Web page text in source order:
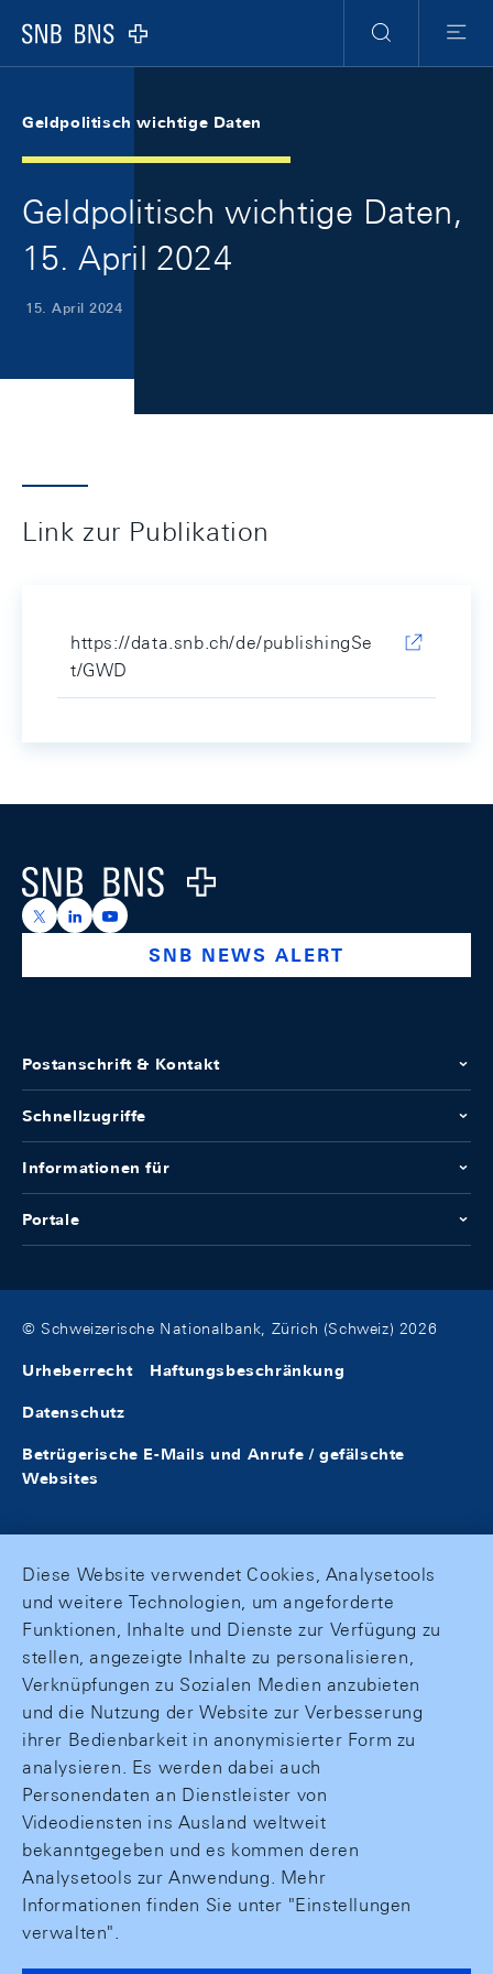
Logo
Suche
Menu
Geldpolitisch wichtige Daten
Geldpolitisch wichtige Daten,
15. April 2024
15. April 2024
Link zur Publikation
https://data.snb.ch/de/publishingSe
t/GWD
Logo
https://x.com/snb_bns
https://ch.linkedin.com/company/swiss-national-
https://www.youtube.com/@swissnationalbank
SNB NEWS ALERT
Postanschrift & Kontakt
Schnellzugriffe
Informationen für
Portale
© Schweizerische Nationalbank, Zürich (Schweiz) 2026
Urheberrecht Haftungsbeschränkung
Datenschutz
Betrügerische E-Mails und Anrufe / gefälschte
Websites
Diese Website verwendet Cookies, Analysetools
und weitere Technologien, um angeforderte
Funktionen, Inhalte und Dienste zur Verfügung zu
stellen, angezeigte Inhalte zu personalisieren,
Verknüpfungen zu Sozialen Medien anzubieten
und die Nutzung der Website zur Verbesserung
ihrer Bedienbarkeit in anonymisierter Form zu
analysieren. Es werden dabei auch
Personendaten an Dienstleister von
Videodiensten ins Ausland weltweit
bekanntgegeben und es kommen deren
Analysetools zur Anwendung. Mehr
Informationen finden Sie unter "Einstellungen
verwalten".